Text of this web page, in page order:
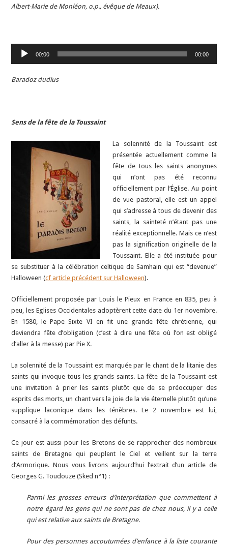
Albert-Marie de Monléon, o.p., évêque de Meaux).
Lecteur
audio
00:00 00:00
Baradoz dudius
Sens de la fête de la Toussaint
La solennité de la Toussaint est
présentée actuellement comme la
fête de tous les saints anonymes
qui n’ont pas été reconnu
officiellement par l’Église. Au point
de vue pastoral, elle est un appel
qui s’adresse à tous de devenir des
saints, la sainteté n’étant pas une
réalité exceptionnelle. Mais ce n’est
pas la signification originelle de la
Toussaint. Elle a été instituée pour
se substituer à la célébration celtique de Samhain qui est “devenue”
Halloween (cf article précédent sur Halloween).
Officiellement proposée par Louis le Pieux en France en 835, peu à
peu, les Eglises Occidentales adoptèrent cette date du 1er novembre.
En 1580, le Pape Sixte VI en fit une grande fête chrétienne, qui
deviendra fête d’obligation (c’est à dire une fête où l’on est obligé
d’aller à la messe) par Pie X.
La solennité de la Toussaint est marquée par le chant de la litanie des
saints qui invoque tous les grands saints. La fête de la Toussaint est
une invitation à prier les saints plutôt que de se préoccuper des
esprits des morts, un chant vers la joie de la vie éternelle plutôt qu’une
supplique laconique dans les ténèbres. Le 2 novembre est lui,
consacré à la commémoration des défunts.
Ce jour est aussi pour les Bretons de se rapprocher des nombreux
saints de Bretagne qui peuplent le Ciel et veillent sur la terre
d’Armorique. Nous vous livrons aujourd’hui l’extrait d’un article de
Georges G. Toudouze (Sked n°1) :
Parmi les grosses erreurs d’interprétation que commettent à
notre égard les gens qui ne sont pas de chez nous, il y a celle
qui est relative aux saints de Bretagne.
Pour des personnes accoutumées d’enfance à la liste courante